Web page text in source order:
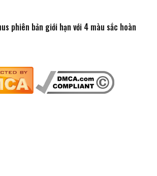
phiên bản giới hạn với 4 màu sắc hoàn